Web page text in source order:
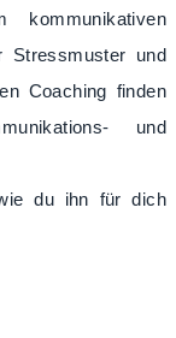
Stressmuster und
Coaching finden
und
du ihn für dich